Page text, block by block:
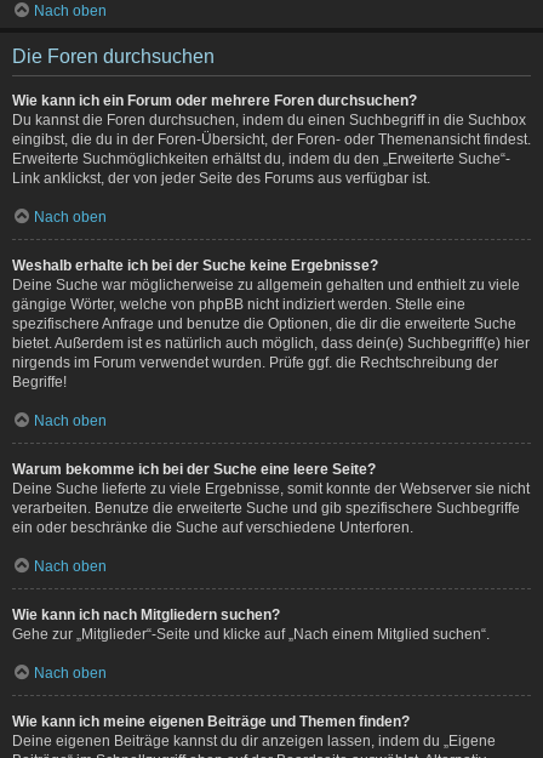
Nach oben
Die Foren durchsuchen
Wie kann ich ein Forum oder mehrere Foren durchsuchen?
Du kannst die Foren durchsuchen, indem du einen Suchbegriff in die Suchbox
eingibst, die du in der Foren-Übersicht, der Foren- oder Themenansicht findest.
Erweiterte Suchmöglichkeiten erhältst du, indem du den „Erweiterte Suche“-
Link anklickst, der von jeder Seite des Forums aus verfügbar ist.
Nach oben
Weshalb erhalte ich bei der Suche keine Ergebnisse?
Deine Suche war möglicherweise zu allgemein gehalten und enthielt zu viele
gängige Wörter, welche von phpBB nicht indiziert werden. Stelle eine
spezifischere Anfrage und benutze die Optionen, die dir die erweiterte Suche
bietet. Außerdem ist es natürlich auch möglich, dass dein(e) Suchbegriff(e) hier
nirgends im Forum verwendet wurden. Prüfe ggf. die Rechtschreibung der
Begriffe!
Nach oben
Warum bekomme ich bei der Suche eine leere Seite?
Deine Suche lieferte zu viele Ergebnisse, somit konnte der Webserver sie nicht
verarbeiten. Benutze die erweiterte Suche und gib spezifischere Suchbegriffe
ein oder beschränke die Suche auf verschiedene Unterforen.
Nach oben
Wie kann ich nach Mitgliedern suchen?
Gehe zur „Mitglieder“-Seite und klicke auf „Nach einem Mitglied suchen“.
Nach oben
Wie kann ich meine eigenen Beiträge und Themen finden?
Deine eigenen Beiträge kannst du dir anzeigen lassen, indem du „Eigene